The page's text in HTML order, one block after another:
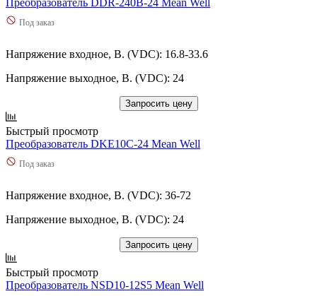
Под заказ
Напряжение входное, В. (VDC): 16.8-33.6
Напряжение выходное, В. (VDC): 24
Запросить цену
Быстрый просмотр
Преобразователь DKE10C-24 Mean Well
Под заказ
Напряжение входное, В. (VDC): 36-72
Напряжение выходное, В. (VDC): 24
Запросить цену
Быстрый просмотр
Преобразователь NSD10-12S5 Mean Well